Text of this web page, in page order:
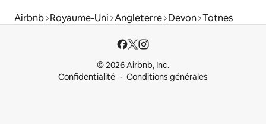
Airbnb Royaume-Uni Angleterre Devon Totnes
© 2026 Airbnb, Inc.
Confidentialité
Conditions générales